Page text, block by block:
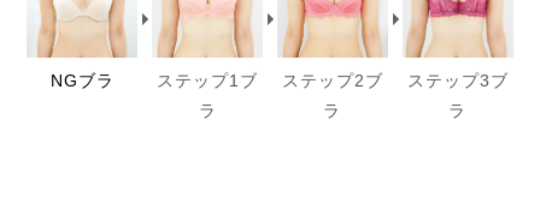
NGブラ
ステップ1ブ
ラ
ステップ2ブ
ラ
ステップ3ブ
ラ